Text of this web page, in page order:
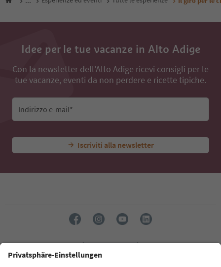
Idee per le tue vacanze in Alto Adige
Con la newsletter dell’Alto Adige ricevi consigli per le
tue vacanze, eventi da non perdere e ricette tipiche.
Indirizzo e-mail*
Iscriviti alla newsletter